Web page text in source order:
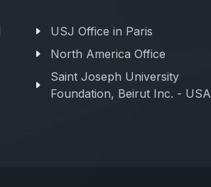
USJ Office in Paris
North America Office
Saint Joseph University
Foundation, Beirut Inc. - USA